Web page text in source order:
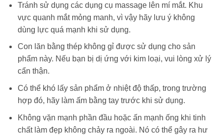
Tránh sử dụng các dụng cụ massage lên mí mắt. Khu
vực quanh mắt mỏng manh, vì vậy hãy lưu ý không
dùng lực quá mạnh khi sử dụng.
Con lăn bằng thép không gỉ được sử dụng cho sản
phẩm này. Nếu bạn bị dị ứng với kim loại, vui lòng xử lý
cẩn thận.
Có thể khó lấy sản phẩm ở nhiệt độ thấp, trong trường
hợp đó, hãy làm ấm bằng tay trước khi sử dụng.
Không vặn mạnh phần đầu hoặc ấn mạnh ống khi tinh
chất làm đẹp không chảy ra ngoài. Nó có thể gây ra hư